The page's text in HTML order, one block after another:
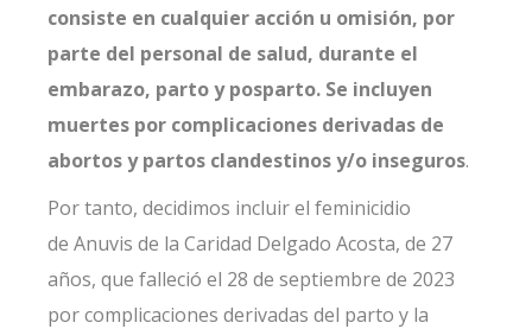
consiste en cualquier acción u omisión, por
parte del personal de salud, durante el
embarazo, parto y posparto. Se incluyen
muertes por complicaciones derivadas de
abortos y partos clandestinos y/o inseguros.
Por tanto, decidimos incluir el feminicidio
deAnuvis de la Caridad DelgadoAcosta, de 27
años, que falleció el 28 de septiembre de 2023
por complicaciones derivadas del parto y la